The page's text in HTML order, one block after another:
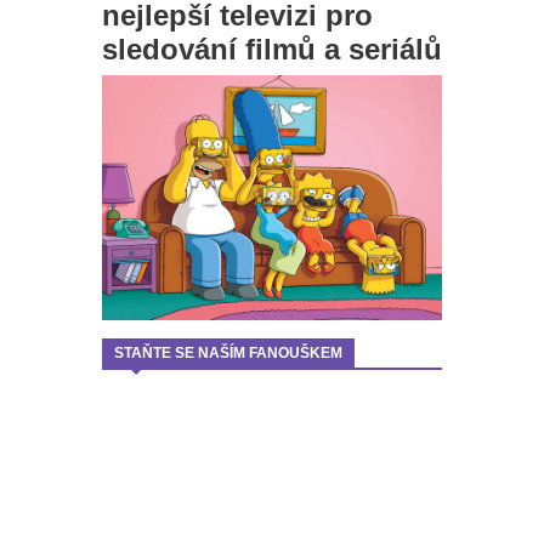
nejlepší televizi pro
sledování filmů a seriálů
STAŇTE SE NAŠÍM FANOUŠKEM